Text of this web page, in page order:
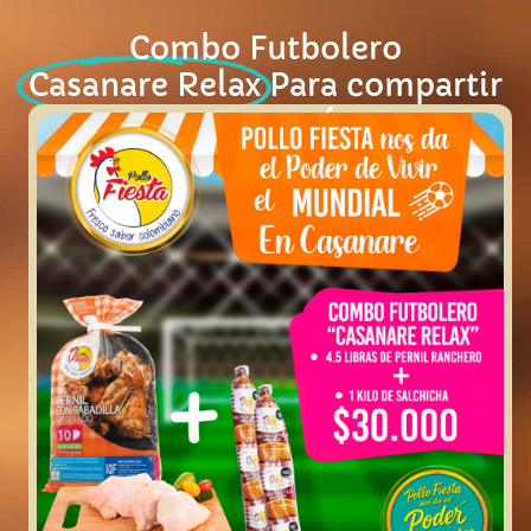
contenido
Combo Futbolero
Casanare Relax Para compartir
con papá